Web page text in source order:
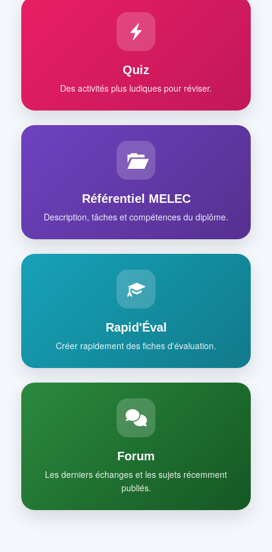
Quiz
Des activités plus ludiques pour réviser.
Référentiel MELEC
Description, tâches et compétences du diplôme.
Rapid'Éval
Créer rapidement des fiches d'évaluation.
Forum
Les derniers échanges et les sujets récemment
publiés.